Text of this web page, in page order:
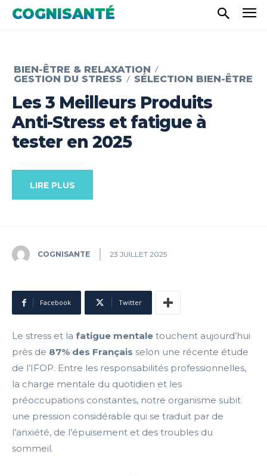
COGNISANTÉ
BIEN-ÊTRE & RELAXATION
GESTION DU STRESS
SÉLECTION BIEN-ÊTRE
Les 3 Meilleurs Produits
Anti-Stress et fatigue à
tester en 2025
LIRE PLUS
COGNISANTE 23 JUILLET 2025
Facebook Twitter
Le stress et la fatigue mentale touchent aujourd’hui
près de 87% des Français selon une récente étude
de l’IFOP. Entre les responsabilités professionnelles,
la charge mentale du quotidien et les
préoccupations constantes, notre organisme subit
une pression considérable qui se traduit par de
l’anxiété, de l’épuisement et des troubles du
sommeil.